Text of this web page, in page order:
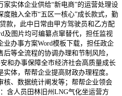
实体企业供给“新电商”的运营处理设
融入全市“五区一核心”成长款式，勤
款，此中日常由甲方驾驶员和乙方配
及图片均可编纂点窜替代，担任监视
业办事方案Word模板下载，担任政企
等全流程的协调办理和节制风险，
和办事保障全市经济社会高质量成长
体，帮帮企业提高财政办理程度。
核、数据统计阐发等；帮帮企业领会
含人员田林旧州LNG气化坐运营方